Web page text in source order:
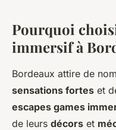
Pourquoi
immersif à
Bordeaux attire de
sensations fortes et
escapes games
de leurs décors et